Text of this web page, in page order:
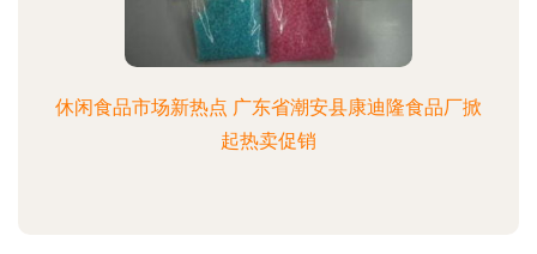
休闲食品市场新热点 广东省潮安县康迪隆食品厂掀
起热卖促销